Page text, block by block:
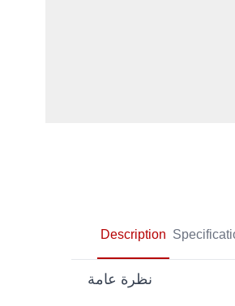
Description
نظرة عامة